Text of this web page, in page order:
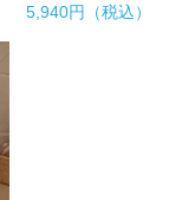
5,940円（税込）